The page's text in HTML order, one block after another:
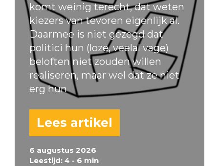
6 augustus 2026
Leestijd: 4 - 6 min
komt weinig terecht, dat weten
kiezers van tevoren eigenlijk al.
Daarmee is niet gezegd dat
politici hun (loze, veelal vage)
beloften niet zouden willen
realiseren, maar wel dat ze niet
erg hun
Lees artikel